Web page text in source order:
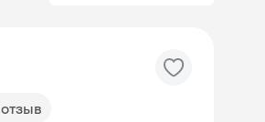
отзыв